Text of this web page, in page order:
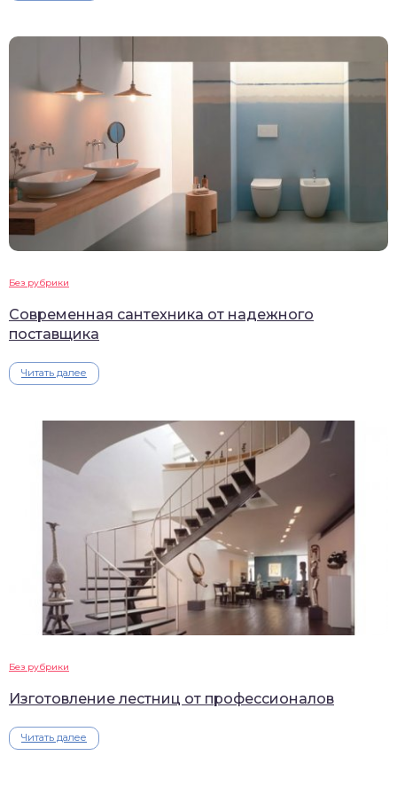
Без рубрики
Современная сантехника от надежного
поставщика
Читать далее
Без рубрики
Изготовление лестниц от профессионалов
Читать далее